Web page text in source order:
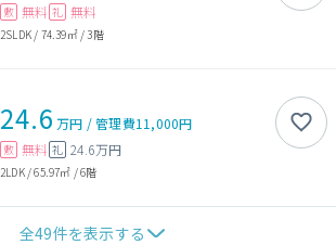
敷 無料 礼 無料
2SLDK / 74.39㎡/3階
24.6 万円 /管理費11,000円
敷 無料 礼 24.6万円
2LDK/65.97㎡ /6階
全49件を表示する